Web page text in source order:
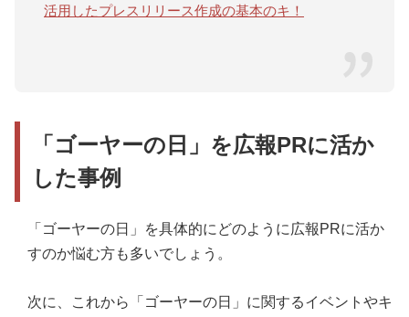
活用したプレスリリース作成の基本のキ！
「ゴーヤーの日」を広報PRに活か
した事例
「ゴーヤーの日」を具体的にどのように広報PRに活か
すのか悩む方も多いでしょう。
次に、これから「ゴーヤーの日」に関するイベントやキ